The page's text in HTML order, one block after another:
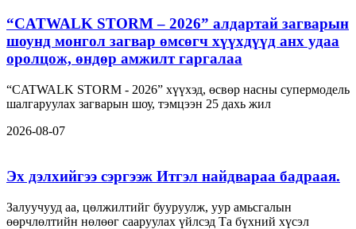
“CATWALK STORM – 2026” алдартай загварын
шоунд монгол загвар өмсөгч хүүхдүүд анх удаа
оролцож, өндөр амжилт гаргалаа
“CATWALK STORM - 2026” хүүхэд, өсвөр насны супермодель
шалгаруулах загварын шоу, тэмцээн 25 дахь жил
2026-08-07
Эх дэлхийгээ сэргээж Итгэл найдвараа бадраая.
Залуучууд аа, цөлжилтийг бууруулж, уур амьсгалын
өөрчлөлтийн нөлөөг сааруулах үйлсэд Та бүхний хүсэл